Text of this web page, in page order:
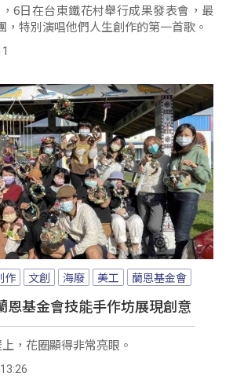
6日在台東鐵花村舉行成果發表會，最
，特別演唱他們人生創作的第一首歌。
作 文創 海廢 美工 蘭恩基金會
恩基金會技能手作坊展現創意
，花圈顯得非常亮眼。